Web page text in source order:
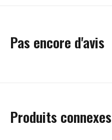
Pas encore d'avis
Produits connexes